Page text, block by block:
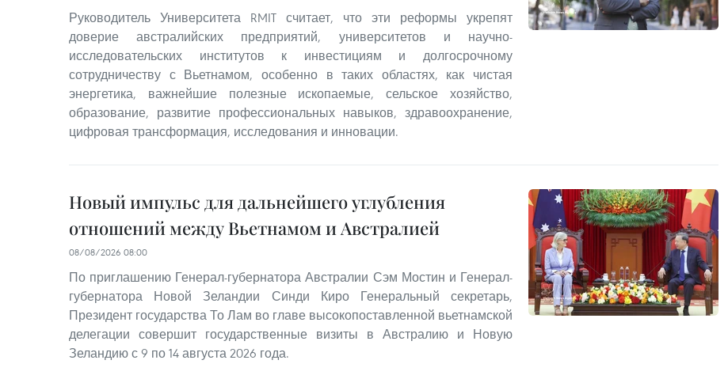
Руководитель Университета RMIT считает, что эти реформы укрепят
доверие австралийских предприятий, университетов и научно-
исследовательских институтов к инвестициям и долгосрочному
сотрудничеству с Вьетнамом, особенно в таких областях, как чистая
энергетика, важнейшие полезные ископаемые, сельское хозяйство,
образование, развитие профессиональных навыков, здравоохранение,
цифровая трансформация, исследования и инновации.
Новый импульс для дальнейшего углубления
отношений между Вьетнамом и Австралией
08/08/2026 08:00
По приглашению Генерал-губернатора Австралии Сэм Мостин и Генерал-
губернатора Новой Зеландии Синди Киро Генеральный секретарь,
Президент государства То Лам во главе высокопоставленной вьетнамской
делегации совершит государственные визиты в Австралию и Новую
Зеландию с 9 по 14 августа 2026 года.